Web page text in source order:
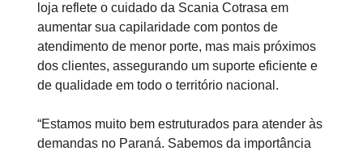
loja reflete o cuidado da Scania Cotrasa em
aumentar sua capilaridade com pontos de
atendimento de menor porte, mas mais próximos
dos clientes, assegurando um suporte eficiente e
de qualidade em todo o território nacional.
“Estamos muito bem estruturados para atender às
demandas no Paraná. Sabemos da importância